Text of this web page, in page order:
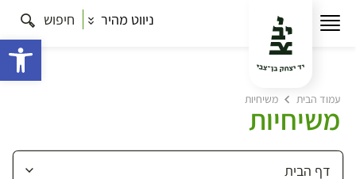
ניווט מהיר חיפוש
עמוד הבית משיחיות
משיחיות